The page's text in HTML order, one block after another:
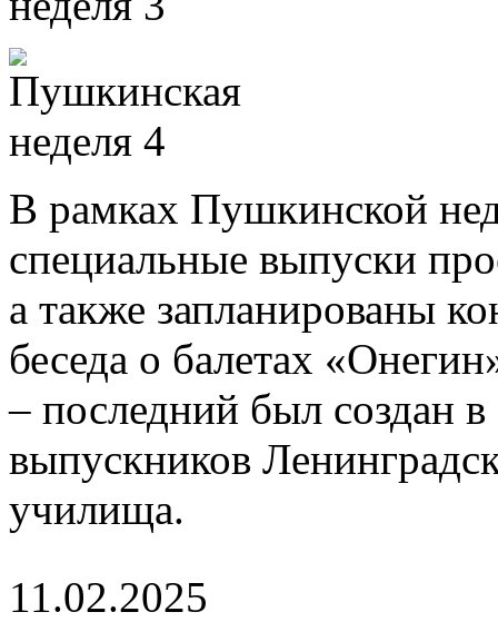
В рамках Пушкинской
специальные выпуски
а также запланированы
беседа о балетах
– последний был создан
выпускников
училища.
11.02.2025